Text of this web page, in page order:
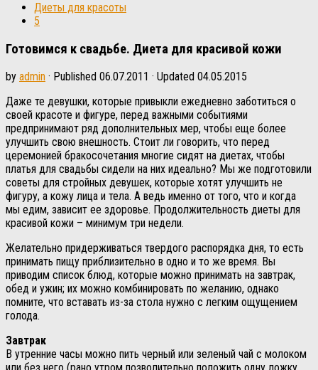
Диеты для красоты
5
Готовимся к свадьбе. Диета для красивой кожи
by admin · Published 06.07.2011 · Updated 04.05.2015
Даже те девушки, которые привыкли ежедневно заботиться о
своей красоте и фигуре, перед важными событиями
предпринимают ряд дополнительных мер, чтобы еще более
улучшить свою внешность. Стоит ли говорить, что перед
церемонией бракосочетания многие сидят на диетах, чтобы
платья для свадьбы сидели на них идеально? Мы же подготовили
советы для стройных девушек, которые хотят улучшить не
фигуру, а кожу лица и тела. А ведь именно от того, что и когда
мы едим, зависит ее здоровье. Продолжительность диеты для
красивой кожи – минимум три недели.
Желательно придерживаться твердого распорядка дня, то есть
принимать пищу приблизительно в одно и то же время. Вы
приводим список блюд, которые можно принимать на завтрак,
обед и ужин; их можно комбинировать по желанию, однако
помните, что вставать из-за стола нужно с легким ощущением
голода.
Завтрак
В утренние часы можно пить черный или зеленый чай с молоком